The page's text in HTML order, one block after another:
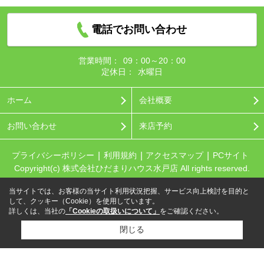
電話でお問い合わせ
営業時間：
09：00～20：00
定休日：
水曜日
ホーム 会社概要
お問い合わせ 来店予約
プライバシーポリシー 利用規約 アクセスマップ
PCサイト
Copyright(c) 株式会社ひだまりハウス水戸店 All rights reserved.
当サイトでは、お客様の当サイト利用状況把握、サービス向上検討を目的と
して、クッキー（Cookie）を使用しています。
詳しくは、当社の 「Cookieの取扱いについて」 をご確認ください。
閉じる